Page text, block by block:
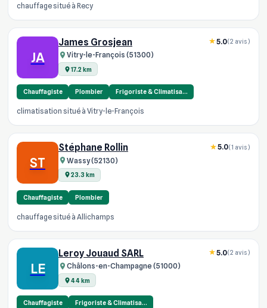
chauffage situé à Recy
JA
James Grosjean
Vitry-le-François (51300)
17.2 km
5.0(2 avis)
Chauffagiste Plombier Frigoriste & Climatisa…
climatisation situé à Vitry-le-François
ST
Stéphane Rollin
Wassy (52130)
23.3 km
5.0(1 avis)
Chauffagiste Plombier
chauffage situé à Allichamps
LE
Leroy Jouaud SARL
Châlons-en-Champagne (51000)
44 km
5.0(2 avis)
Chauffagiste Frigoriste & Climatisa…